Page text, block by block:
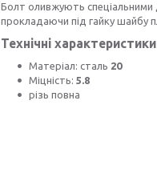
Болт оливжують
прокладаючи під гайку шайбу
Технічні характеристики
Матеріал: сталь 20
Міцність: 5.8
різь повна